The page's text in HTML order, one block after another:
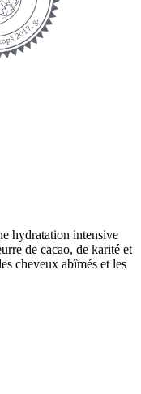
hydratation intensive
de cacao, de karité et
cheveux abîmés et les